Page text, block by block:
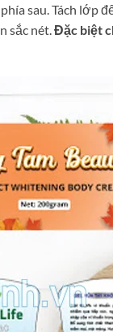
sau. Tách lớp
sắc nét. Đặc biệt